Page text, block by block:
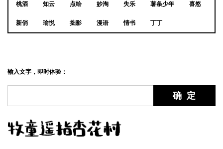
桃酒 知云 点绘 妙淘 失乐 薯条少年 喜悠
新俏 瑜悦 拙影 漫语 情书 丁丁
输入文字，即时体验：